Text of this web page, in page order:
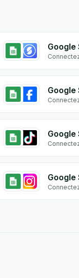
Google
Google
Google